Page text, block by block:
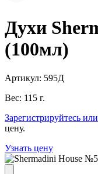
Духи
(100мл)
Артикул: 595Д
Вес: 115 г.
Зарегистрируйтесь
цену.
Узнать цену